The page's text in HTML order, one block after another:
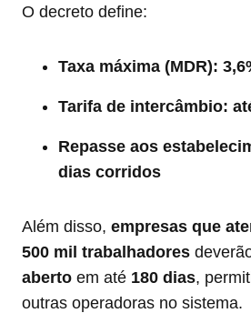
O decreto define:
Taxa máxima (MDR):
Tarifa de intercâmbio:
Repasse aos
dias corridos
Além disso, empresas que
500 mil trabalhadores
aberto em até 180 dias,
outras operadoras no sistema.